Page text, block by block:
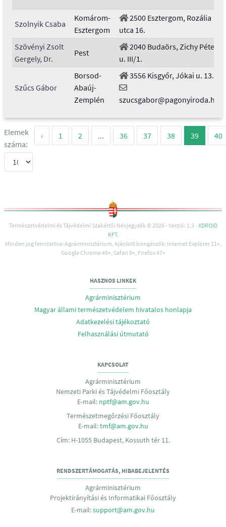
Szolnyik Csaba
Komárom-
Esztergom
2500 Esztergom, Rozália
utca 16.
Szövényi Zsolt
Gergely, Dr.
Pest
2040 Budaörs, Zichy Péter
u. III/1.
Szűcs Gábor
Borsod-
Abaúj-
Zemplén
3556 Kisgyőr, Jókai u. 13.
szucsgabor@pagonyiroda.hu
Elemek
száma:
‹ 1 2 ... 36 37 38 39 40
Természetvédelmi és Tájvédelmi Szakértői Névjegyzék © 2026 - Verzió: 1.3 - XDROID
KFT.
Minden jog fenntartva: Agrárminisztérium, Ajánlott böngészők: Internet Explorer 11+,
Google Chrome 49+, Safari 9+, Firefox 47+
HASZNOS LINKEK
Agrárminisztérium
Magyar állami természetvédelem hivatalos honlapja
Adatkezelési tájékoztató
Felhasználási útmutató
KAPCSOLAT
Agrárminisztérium
Nemzeti Parki és Tájvédelmi Főosztály
E-mail: nptf@am.gov.hu
Természetmegőrzési Főosztály
E-mail:tmf@am.gov.hu
Cím: H-1055 Budapest, Kossuth tér 11.
RENDSZERTÁMOGATÁS, HIBABEJELENTÉS
Agrárminisztérium
Projektirányítási és Informatikai Főosztály
E-mail:support@am.gov.hu